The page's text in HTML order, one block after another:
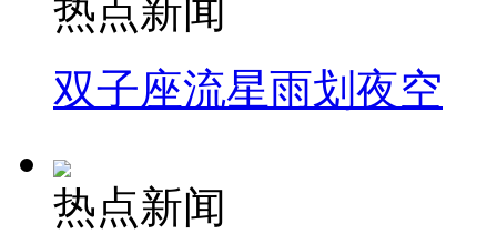
热点新闻
双子座流星雨划夜空
热点新闻